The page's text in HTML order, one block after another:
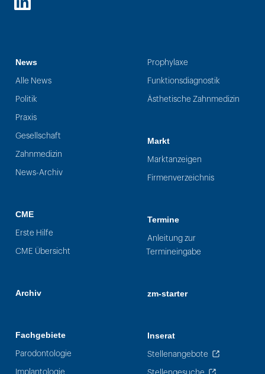
LinkedIn
News
Alle News
Politik
Praxis
Gesellschaft
Zahnmedizin
News-Archiv
CME
Erste Hilfe
CME Übersicht
Archiv
Fachgebiete
Parodontologie
Implantologie
Prophylaxe
Funktionsdiagnostik
Ästhetische Zahnmedizin
Markt
Marktanzeigen
Firmenverzeichnis
Termine
Anleitung zur
Termineingabe
zm-starter
Inserat
Stellenangebote
Stellengesuche